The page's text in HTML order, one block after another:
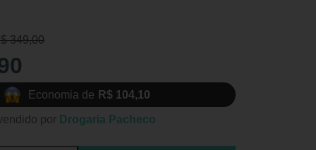
349,00
Economia de R$ 104,10
por Drogaria Pacheco